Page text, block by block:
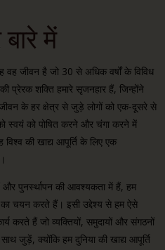
बारे में
जीवन है जो 30 से अधिक वर्षों के विविध
प्रेरक शक्ति हमारे सृजनहार हैं, जिन्होंने
जीवन के हर क्षेत्र से जुड़े लोगों को एक-दूसरे से
स्वयं को पोषित करने और चंगा करने में
की खाद्य आपूर्ति के लिए एक
पुनर्स्थापन की आवश्यकता में हैं, हम
चयन करते हैं। इसी उद्देश्य से हम ऐसे
करते हैं जो व्यक्तियों, समुदायों और संगठनों
जुड़ें, क्योंकि हम दुनिया की खाद्य आपूर्ति